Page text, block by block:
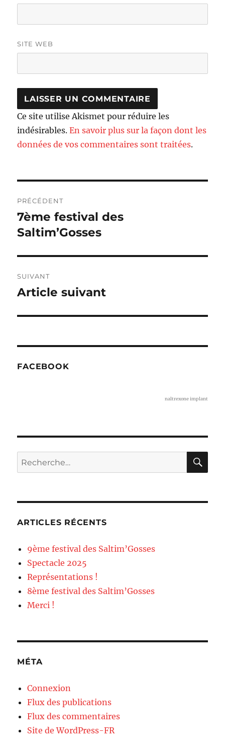
SITE WEB
Ce site utilise Akismet pour réduire les
indésirables.En savoir plus sur la façon dont les
données de vos commentaires sont traitées.
de
l’article
PRÉCÉDENT
Publication
précédente :
7ème festival des
Saltim’Gosses
SUIVANT
Publication
Article suivant
FACEBOOK
naltrexone implant
Recherche
pour :
ARTICLES RÉCENTS
9ème festival des Saltim’Gosses
Spectacle 2025
Représentations !
8ème festival des Saltim’Gosses
Merci !
MÉTA
Connexion
Flux des publications
Flux des commentaires
Site de WordPress-FR